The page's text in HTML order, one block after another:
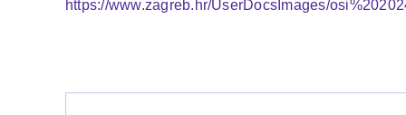
https://www.zagreb.hr/UserDocsImages/